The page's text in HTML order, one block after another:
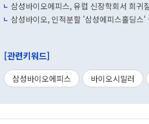
삼성바이오에피스, 유럽 신장학회서 희귀
삼성바이오, 인적분할 '삼성에피스홀딩
[관련키워드]
삼성바이오에피스 바이오시밀러